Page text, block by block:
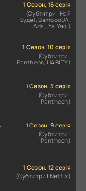
1 Сезон, 16 серія
(Субтитри | Най
Буде!, BambooUA,
Ada_Ya.Yaoi)
1 Сезон, 10 серія
(Субтитри |
Pantheon, UABLTY)
1 Сезон, 3 серія
(Субтитри |
Pantheon)
1 Сезон, 9 серія
(Субтитри |
Pantheon)
1 Сезон, 12 серія
(Субтитри | Netflix)